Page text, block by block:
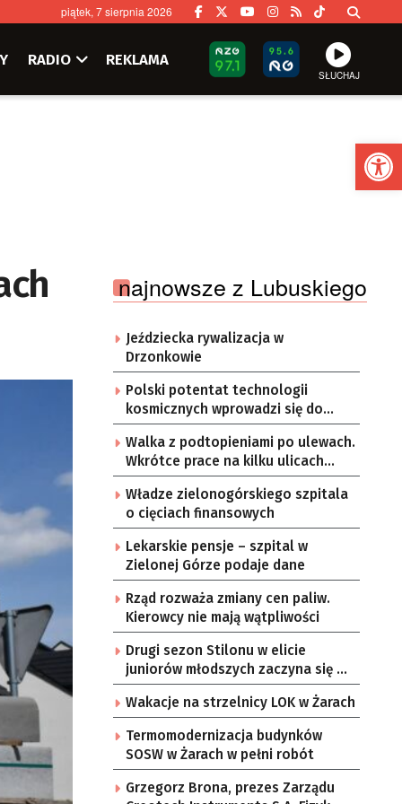
piątek, 7 sierpnia 2026
RADIO REKLAMA
SŁUCHAJ
najnowsze z Lubuskiego
Jeździecka rywalizacja w
Drzonkowie
Polski potentat technologii
kosmicznych wprowadzi się do
Zielonej Góry
Walka z podtopieniami po ulewach.
Wkrótce prace na kilku ulicach
Gorzowa
Władze zielonogórskiego szpitala
o cięciach finansowych
Lekarskie pensje – szpital w
Zielonej Górze podaje dane
Rząd rozważa zmiany cen paliw.
Kierowcy nie mają wątpliwości
Drugi sezon Stilonu w elicie
juniorów młodszych zaczyna się w
sobotę
Wakacje na strzelnicy LOK w Żarach
Termomodernizacja budynków
SOSW w Żarach w pełni robót
Grzegorz Brona, prezes Zarządu